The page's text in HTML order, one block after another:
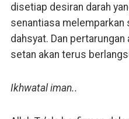
disetiap desiran darah
senantiasa melemparkan
dahsyat. Dan
setan akan terus
Ikhwatal iman..